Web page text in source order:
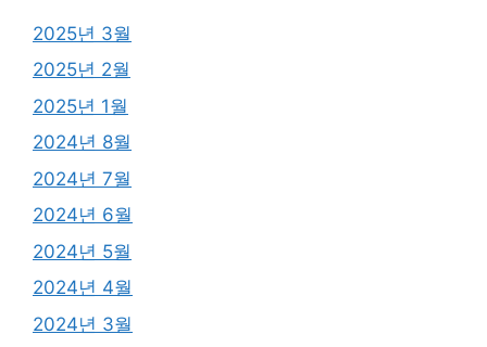
2025년 3월
2025년 2월
2025년 1월
2024년 8월
2024년 7월
2024년 6월
2024년 5월
2024년 4월
2024년 3월